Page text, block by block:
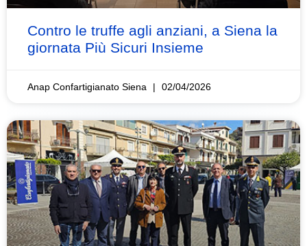
Contro le truffe agli anziani, a Siena la
giornata Più Sicuri Insieme
Anap Confartigianato Siena 02/04/2026